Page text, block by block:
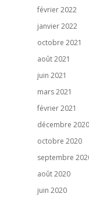
février 2022
janvier 2022
octobre 2021
août 2021
juin 2021
mars 2021
février 2021
décembre 2020
octobre 2020
septembre
août 2020
juin 2020